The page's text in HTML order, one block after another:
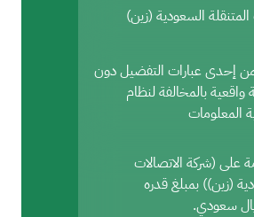
السعودية (زين)
إحدى عبارات التفضيل دون
واقعية بالمخالفة لنظام
المعلومات
على (شركة الاتصالات
(زين)) بمبلغ قدره